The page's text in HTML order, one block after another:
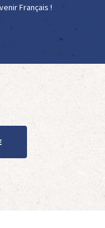
Français !